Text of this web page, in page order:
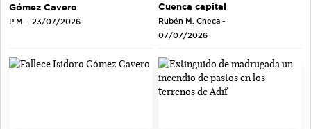
Gómez Cavero
P.M. - 23/07/2026
Cuenca capital
Rubén M. Checa -
07/07/2026